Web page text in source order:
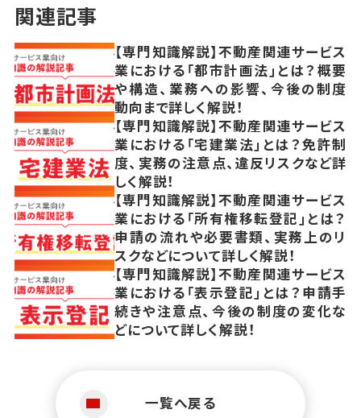
関連記事
【専門知識解説】不動産関連サービス
業における「都市計画法」とは？概要
や構造、業務への影響、今後の制度
動向まで詳しく解説！
【専門知識解説】不動産関連サービス
業における「宅建業法」とは？免許制
度、実務の注意点、違反リスクなど詳
しく解説！
【専門知識解説】不動産関連サービス
業における「所有権移転登記」とは？
申請の流れや必要書類、実務上のリ
スクなどについて詳しく解説！
【専門知識解説】不動産関連サービス
業における「表示登記」とは？申請手
続きや注意点、今後の制度の変化な
どについて詳しく解説！
一覧へ戻る